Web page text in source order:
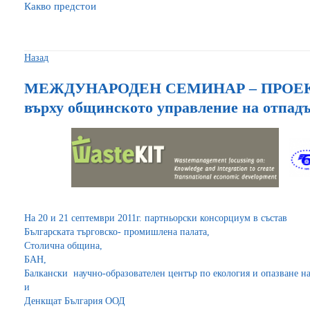
Какво предстои
Назад
МЕЖДУНАРОДЕН СЕМИНАР – ПРОЕКТ
върху общинското управление на
На 20 и 21 септември 2011г. партньорски консорциум в състав
Българската търговско- промишлена палата,
Столична община,
БАН,
Балкански научно-образователен център по екология и опазване
и
Денкщат България ООД